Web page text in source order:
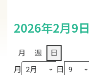
2026年2月9日
月 週 日
月 日